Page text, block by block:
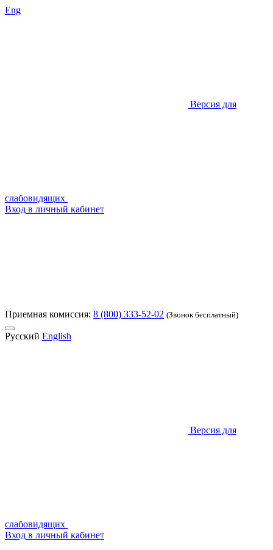
Eng
Версия для
слабовидящих
Вход в личный кабинет
Приемная комиссия: 8 (800) 333-52-02 (Звонок бесплатный)
Русский English
Версия для
слабовидящих
Вход в личный кабинет